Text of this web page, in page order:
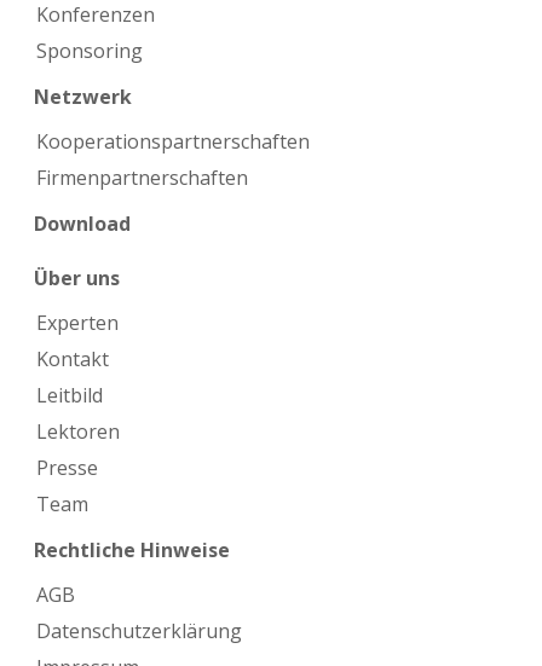
Konferenzen
Sponsoring
Netzwerk
Kooperations­partnerschaften
Firmen­partnerschaften
Download
Über uns
Experten
Kontakt
Leitbild
Lektoren
Presse
Team
Rechtliche Hinweise
AGB
Datenschutzerklärung